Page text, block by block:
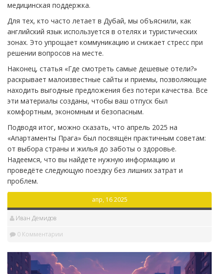
медицинская поддержка.
Для тех, кто часто летает в Дубай, мы объяснили, как
английский язык используется в отелях и туристических
зонах. Это упрощает коммуникацию и снижает стресс при
решении вопросов на месте.
Наконец, статья «Где смотреть самые дешевые отели?»
раскрывает малоизвестные сайты и приемы, позволяющие
находить выгодные предложения без потери качества. Все
эти материалы созданы, чтобы ваш отпуск был
комфортным, экономным и безопасным.
Подводя итог, можно сказать, что апрель 2025 на
«Апартаменты Прага» был посвящён практичным советам:
от выбора страны и жилья до заботы о здоровье.
Надеемся, что вы найдете нужную информацию и
проведёте следующую поездку без лишних затрат и
проблем.
апр, 16 2025
Иван Демидов
0 Комментарии